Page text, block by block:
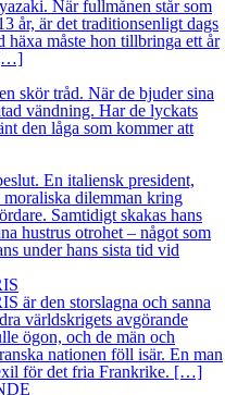
När fullmånen står som
år, är det traditionsenligt dags
måste hon tillbringa ett år
[…]
skör tråd. När de bjuder sina
vändning. Har de lyckats
den låga som kommer att
En italiensk president,
dilemman kring
Samtidigt skakas hans
hustrus otrohet – något som
under hans sista tid vid
den storslagna och sanna
världskrigets avgörande
ögon, och de män och
nationen föll isär. En man
för det fria Frankrike. […]